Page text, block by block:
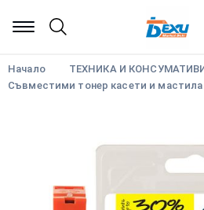
Начало ТЕХНИКА И
Съвместими тонер касети и мастила